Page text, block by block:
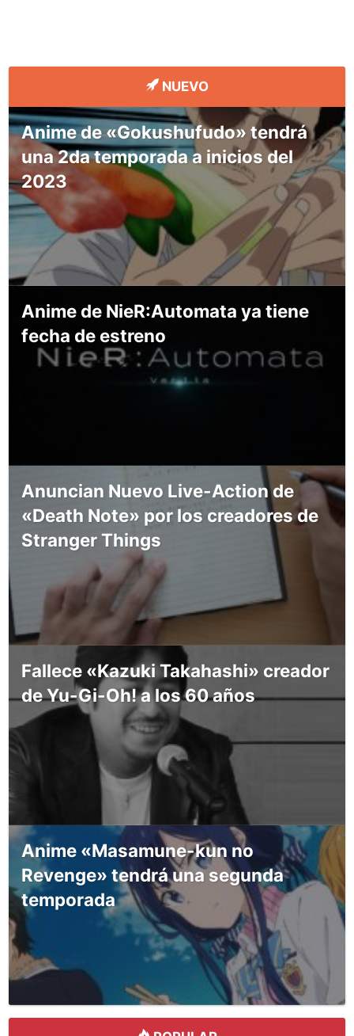
NUEVO
Anime de «Gokushufudo» tendrá
una 2da temporada a inicios del
2023
Anime de NieR:Automata ya tiene
fecha de estreno
Anuncian Nuevo Live-Action de
«Death Note» por los creadores de
Stranger Things
Fallece «Kazuki Takahashi» creador
de Yu-Gi-Oh! a los 60 años
Anime «Masamune-kun no
Revenge» tendrá una segunda
temporada